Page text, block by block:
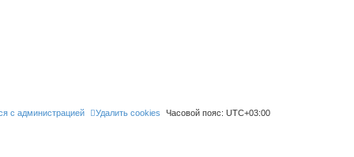
Часовой пояс: UTC+03:00
Удалить cookies
с администрацией